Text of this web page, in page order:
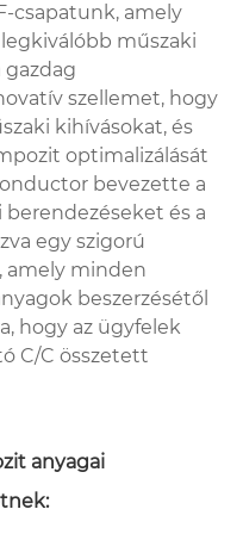
csapatunk, amely
műszaki
gazdag
szellemet, hogy
kihívásokat, és
optimalizálását
bevezette a
és a
egy szigorú
amely minden
beszerzésétől
hogy az ügyfelek
C/C összetett
anyagai